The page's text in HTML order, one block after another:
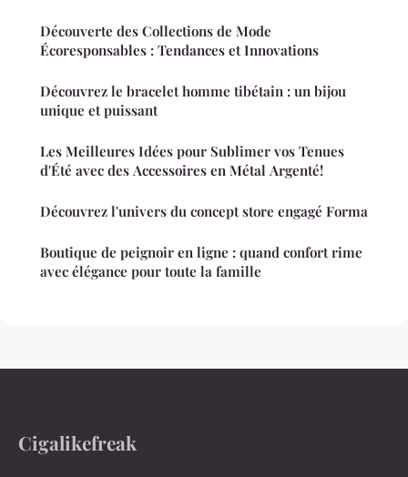
Découverte des Collections de Mode
Écoresponsables : Tendances et Innovations
Découvrez le bracelet homme tibétain : un bijou
unique et puissant
Les Meilleures Idées pour Sublimer vos Tenues
d'Été avec des Accessoires en Métal Argenté!
Découvrez l'univers du concept store engagé Forma
Boutique de peignoir en ligne : quand confort rime
avec élégance pour toute la famille
Cigalikefreak